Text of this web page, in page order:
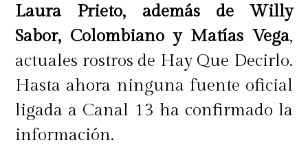
Laura Prieto, además de Willy
Sabor, Colombiano y Matías Vega,
actuales rostros de Hay Que Decirlo.
Hasta ahora ninguna fuente oficial
ligada a Canal 13 ha confirmado la
información.